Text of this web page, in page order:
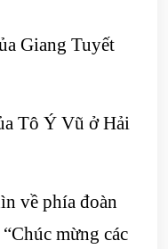
Giang Tuyết
Tô Ý Vũ ở Hải
về phía đoàn
mừng các